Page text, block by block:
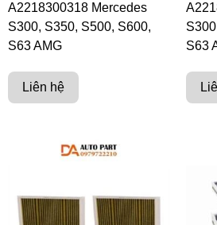
A2218300318 Mercedes
S300, S350, S500, S600,
S63 AMG
Liên hệ
S63